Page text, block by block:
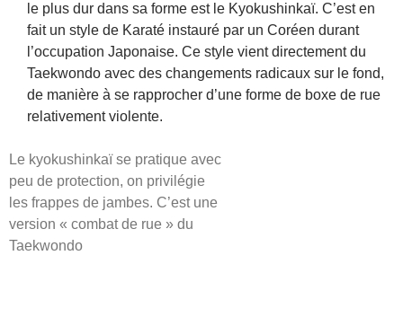
le plus dur dans sa forme est le Kyokushinkaï. C’est en
fait un style de Karaté instauré par un Coréen durant
l’occupation Japonaise. Ce style vient directement du
Taekwondo avec des changements radicaux sur le fond,
de manière à se rapprocher d’une forme de boxe de rue
relativement violente.
Le kyokushinkaï se pratique avec
peu de protection, on privilégie
les frappes de jambes. C’est une
version « combat de rue » du
Taekwondo